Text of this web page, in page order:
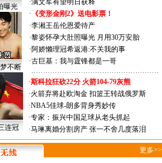
曝光
不断
·满文军有望明日获释
· 《变形金刚2》送电影票！
·李湘王岳伦恩爱待产
·黎姿怀孕大肚照曝光 月用30万安胎
·阿娇懒理冠希返港:不关我的事
·古巨基：我与霆锋都是一哥
连冠
·斯科拉狂砍22分 火箭104-79灰熊
·火箭弃将赴欧淘金 扣篮王转战俄罗斯
·NBA5佳球-朗多背身秀妙传
·专家：振兴中国足球从老头抓起
·马琳离婚分割房产 张一不舍几度落泪
更多>>